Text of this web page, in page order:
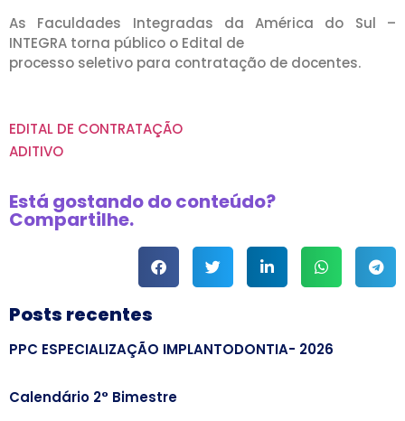
As Faculdades Integradas da América do Sul –
INTEGRA torna público o Edital de
processo seletivo para contratação de docentes.
EDITAL DE CONTRATAÇÃO
ADITIVO
Está gostando do conteúdo?
Compartilhe.
Posts recentes
PPC ESPECIALIZAÇÃO IMPLANTODONTIA- 2026
Calendário 2° Bimestre